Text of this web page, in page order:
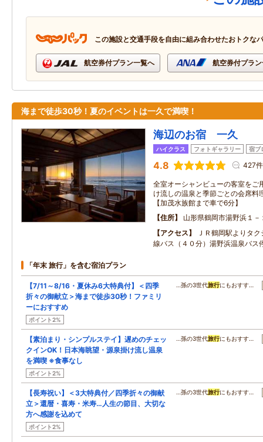
この施設と交通手段を自由に組み合わせたおトクな
航空券付プラン一覧へ 航空券付プラ
海まで徒歩30秒！夏のイベントは一久で満喫！
海辺のお宿 一久
ハイクラス フォトギャラリー 宿ブ
4.8 427件
全室オーシャンビューの客室をご
け流しの温泉と季節ごとの会席料
【加茂水族館まで車で6分】
住所
山形県鶴岡市湯野浜１－
アクセス
ＪＲ鶴岡駅よりタ
線バス（４０分）湯野浜温泉バス
「年末 旅行」を含む宿泊プラン
【7/11～8/16・夏休み6大特典付】＜四季
折々の御献立＞海まで徒歩30秒！ファミリ
ーにおすすめ
ポイント2%
…孫の3世代旅行にもおすす…
【素泊まり・シンプルステイ】遅めのチェッ
クインOK！日本海眺望・源泉掛け流し温泉
を満喫 ※食事なし
ポイント2%
…孫の3世代旅行にもおすす…
【長寿祝い】＜3大特典付／四季折々の御献
立＞還暦・喜寿・米寿…人生の節目、大切な
方へ感謝を込めて
ポイント2%
…孫の3世代旅行にもおすす…